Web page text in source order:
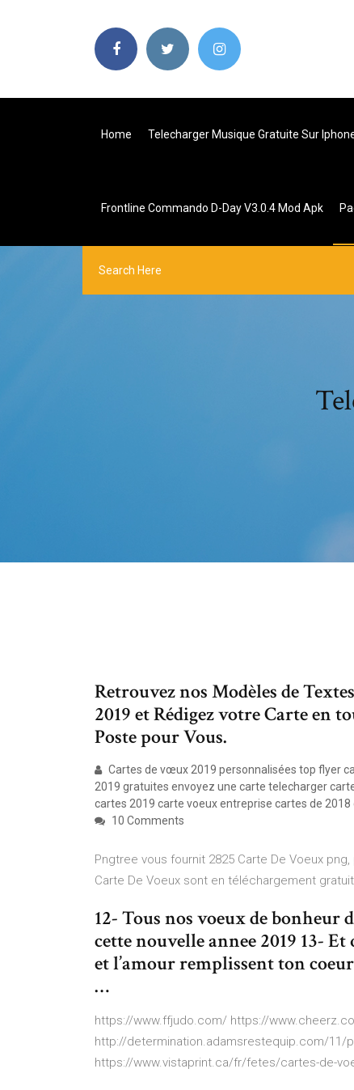
Home Telecharger Musique Gratuite Sur
Frontline Commando D-Day V3.0.4 Mod Apk
Retrouvez nos Modèles de
2019 et Rédigez votre Carte en
Poste pour Vous.
Cartes de vœux 2019 personnalisées top flyer
2019 gratuites envoyez une carte telecharger
cartes 2019 carte voeux entreprise cartes de 2018
10 Comments
Pngtree vous fournit 2825 Carte De Voeux
Carte De Voeux sont en téléchargement
12- Tous nos voeux de bonheur
cette nouvelle annee 2019 13-
et l’amour remplissent ton
…
https://www.ffjudo.com/ https://
http://determination.adamsrestequip.com/11/
https://www.vistaprint.ca/fr/fetes/cartes-de-